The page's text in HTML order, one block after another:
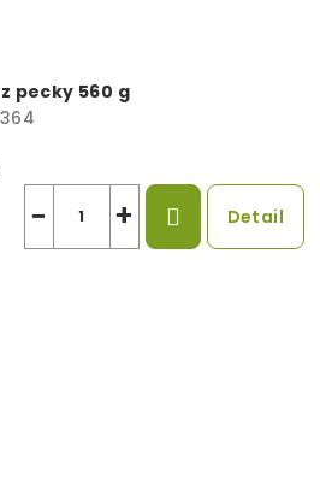
pecky 560 g
+
− Detail